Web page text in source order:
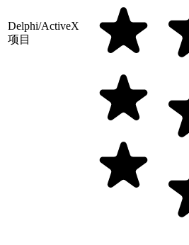
Delphi/ActiveX
项目